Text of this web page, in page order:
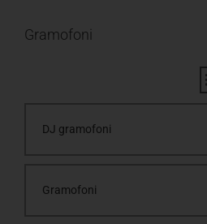
Gramofoni
DJ gramofoni
Gramofoni